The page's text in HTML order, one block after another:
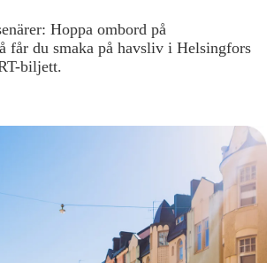
Hoppa ombord på
får du smaka på havsliv i Helsingfors
biljett.